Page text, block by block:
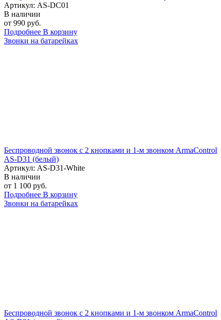
Артикул: AS-DC01
В наличии
от 990 руб.
Подробнее В корзину
Звонки на батарейках
Беспроводной звонок с 2 кнопками и 1-м звонком ArmaControl
AS-D31 (белый)
Артикул: AS-D31-White
В наличии
от 1 100 руб.
Подробнее В корзину
Звонки на батарейках
Беспроводной звонок с 2 кнопками и 1-м звонком ArmaControl